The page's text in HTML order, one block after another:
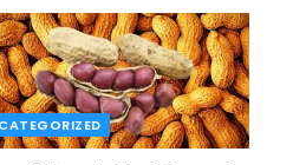
CATEGORIZED